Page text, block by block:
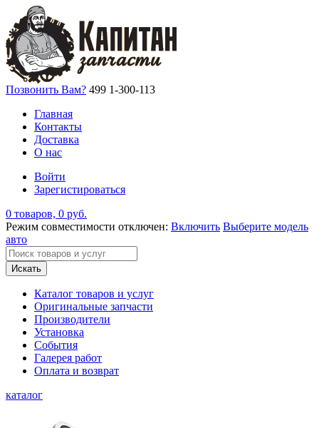
Позвонить Вам? 499 1-300-113
Главная
Контакты
Доставка
О нас
Войти
Зарегистироваться
0 товаров, 0 руб.
Режим совместимости отключен: Включить Выберите модель
авто
Искать
Каталог товаров и услуг
Оригинальные запчасти
Производители
Установка
События
Галерея работ
Оплата и возврат
каталог